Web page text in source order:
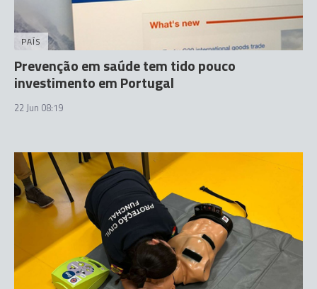
PAÍS
Prevenção em saúde tem tido pouco
investimento em Portugal
22 Jun 08:19